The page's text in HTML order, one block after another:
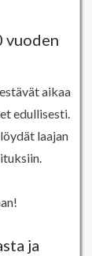
vuoden
aikaa
edullisesti.
laajan
ja